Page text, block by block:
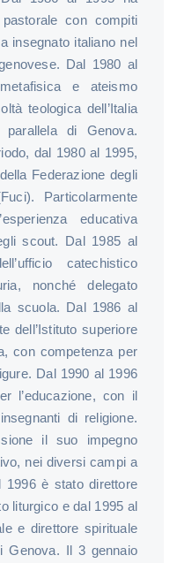
con compiti
insegnato italiano nel
Dal 1980 al
e ateismo
teologica dell’Italia
parallela di Genova.
dal 1980 al 1995,
Federazione degli
Particolarmente
educativa
scout. Dal 1985 al
catechistico
nonché delegato
scuola. Dal 1986 al
dell’Istituto superiore
con competenza per
Dal 1990 al 1996
l’educazione, con il
di religione.
il suo impegno
nei diversi campi a
1996 è stato direttore
liturgico e dal 1995 al
e direttore spirituale
Genova. Il 3 gennaio